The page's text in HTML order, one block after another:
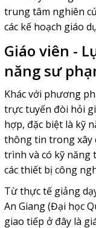
trung tâm nghiên
các kế hoạch giáo
Giáo viên -
năng sư
Khác với phương
trực tuyến đòi hỏi
hợp, đặc biệt là kỹ
thông tin trong xây
trình và có kỹ năng
các thiết bị công
Từ thực tế giảng
An Giang (Đại học
giao tiếp ở đây là